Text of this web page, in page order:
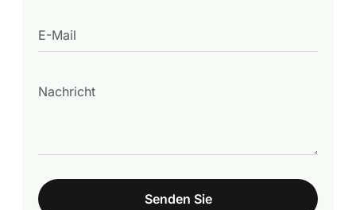
Senden Sie